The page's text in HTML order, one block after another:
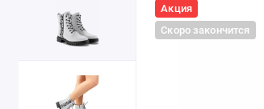
Акция
Скоро закончится